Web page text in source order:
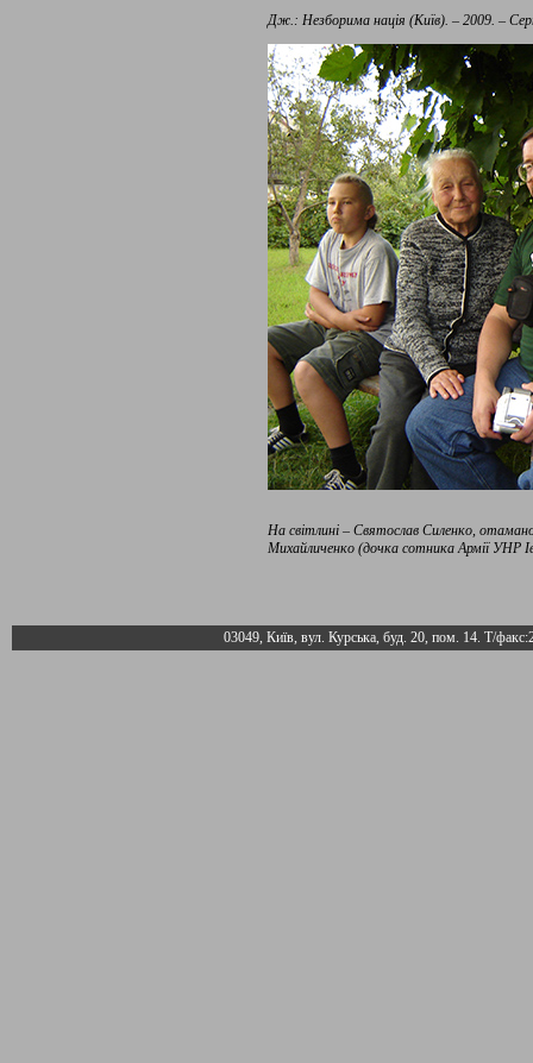
Дж.: Незборима нація (Київ). – 2009. –
На світлині – Святослав Силенко,
Михайличенко (дочка сотника Армії УНР
03049, Київ, вул. Курська, буд. 20, пом. 14. Т/